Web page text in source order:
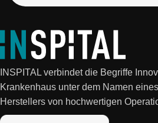
INSPITAL verbindet die Begriffe
Krankenhaus unter dem Namen
Herstellers von hochwertigen